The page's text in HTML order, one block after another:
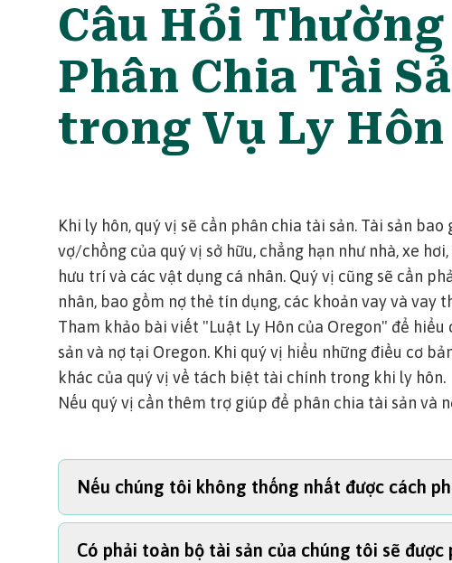
Câu Hỏi Thường
Phân Chia Tài
trong Vụ Ly Hôn
Khi ly hôn, quý vị sẽ cần phân chia tài sản. Tài sản bao
vợ/chồng của quý vị sở hữu, chẳng hạn như nhà, xe
hưu trí và các vật dụng cá nhân. Quý vị cũng sẽ cần
nhân, bao gồm nợ thẻ tín dụng, các khoản vay và vay
Tham khảo bài viết "Luật Ly Hôn của Oregon" để hiểu
sản và nợ tại Oregon. Khi quý vị hiểu những điều cơ
khác của quý vị về tách biệt tài chính trong khi ly hôn.
Nếu quý vị cần thêm trợ giúp để phân chia tài sản và
Nếu chúng tôi không thống nhất được cách
Nếu một cặp đôi đã kết hôn không thể quyết định
Có phải toàn bộ tài sản của chúng tôi sẽ được